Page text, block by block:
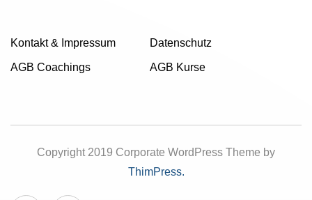
Kontakt & Impressum Datenschutz
AGB Coachings AGB Kurse
Copyright 2019 Corporate WordPress Theme by
ThimPress.